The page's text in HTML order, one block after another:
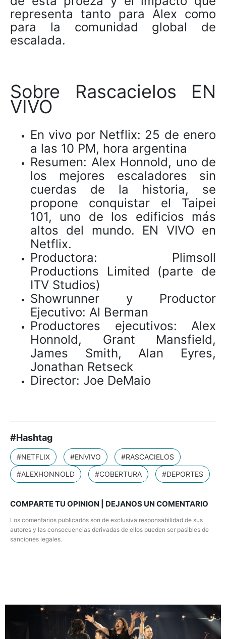
representa tanto para Alex como
para la comunidad global de
escalada.
Sobre Rascacielos EN
VIVO
En vivo por Netflix: 25 de enero
a las 10 PM, hora argentina
Resumen: Alex Honnold, uno de
los mejores escaladores sin
cuerdas de la historia, se
propone conquistar el Taipei
101, uno de los edificios más
altos del mundo. EN VIVO en
Netflix.
Productora: Plimsoll
Productions Limited (parte de
ITV Studios)
Showrunner y Productor
Ejecutivo: Al Berman
Productores ejecutivos: Alex
Honnold, Grant Mansfield,
James Smith, Alan Eyres,
Jonathan Retseck
Director: Joe DeMaio
#Hashtag
#NETFLIX #ENVIVO
#RASCACIELOS
#ALEXHONNOLD
#COBERTURA #DEPORTES
COMPARTE TU OPINION | DEJANOS UN COMENTARIO
Los comentarios publicados son de exclusiva responsabilidad de sus
autores y las consecuencias derivadas de ellos pueden ser pasibles de
sanciones legales.